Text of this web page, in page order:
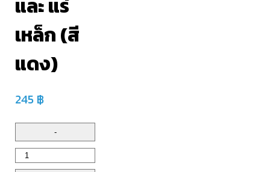
และ แร่
เหล็ก (สี
แดง)
245 ฿